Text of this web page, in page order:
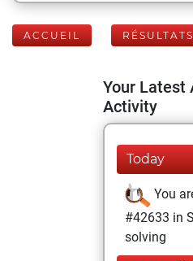
ACCUEIL
Your Latest
Activity
Today
You
#42633 in
solving